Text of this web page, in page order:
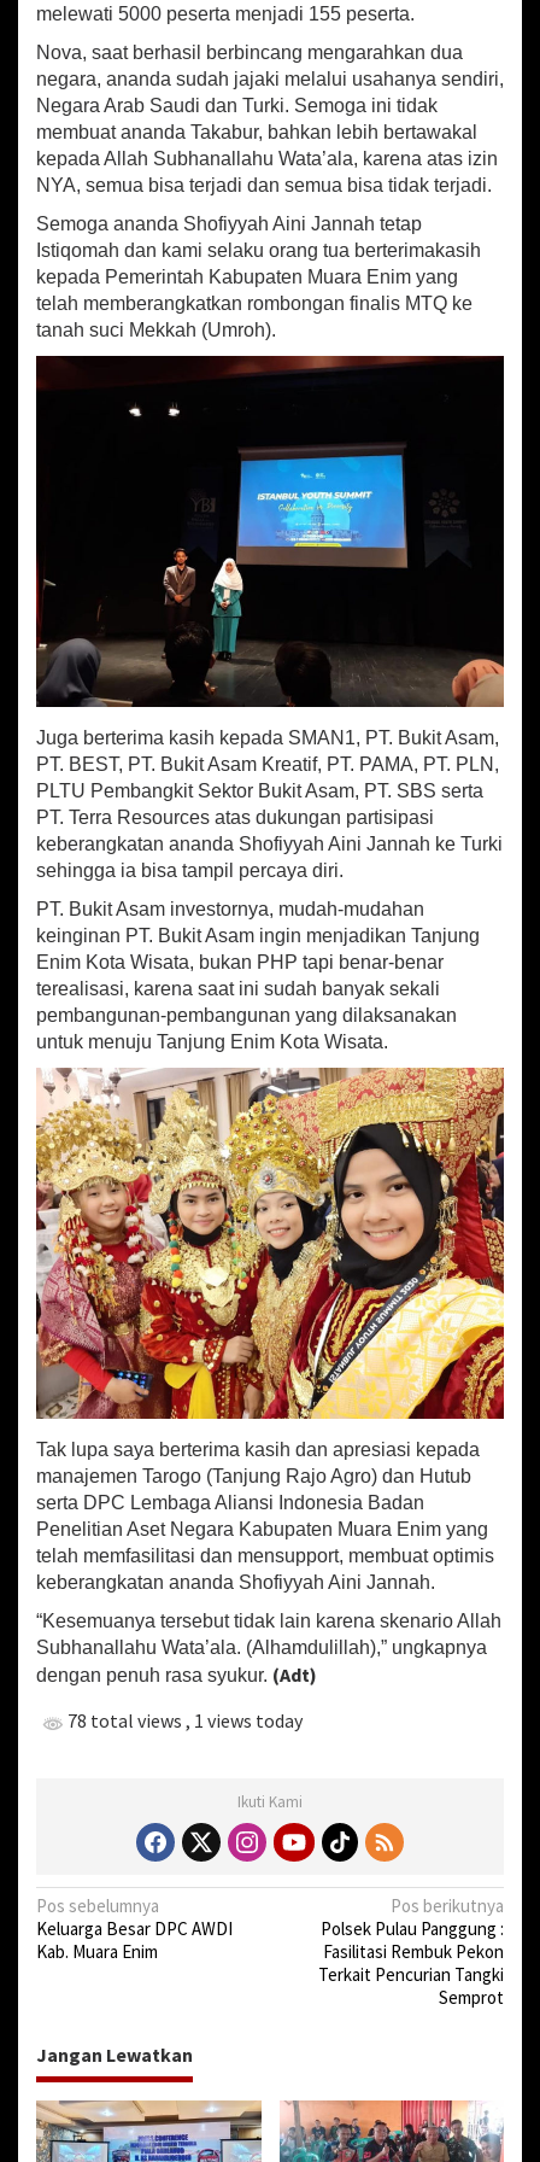
melewati 5000 peserta menjadi 155 peserta.
Nova, saat berhasil berbincang mengarahkan dua
negara, ananda sudah jajaki melalui usahanya sendiri,
Negara Arab Saudi dan Turki. Semoga ini tidak
membuat ananda Takabur, bahkan lebih bertawakal
kepada Allah Subhanallahu Wata’ala, karena atas izin
NYA, semua bisa terjadi dan semua bisa tidak terjadi.
Semoga ananda Shofiyyah Aini Jannah tetap
Istiqomah dan kami selaku orang tua berterimakasih
kepada Pemerintah Kabupaten Muara Enim yang
telah memberangkatkan rombongan finalis MTQ ke
tanah suci Mekkah (Umroh).
Juga berterima kasih kepada SMAN1, PT. Bukit Asam,
PT. BEST, PT. Bukit Asam Kreatif, PT. PAMA, PT. PLN,
PLTU Pembangkit Sektor Bukit Asam, PT. SBS serta
PT. Terra Resources atas dukungan partisipasi
keberangkatan ananda Shofiyyah Aini Jannah ke Turki
sehingga ia bisa tampil percaya diri.
PT. Bukit Asam investornya, mudah-mudahan
keinginan PT. Bukit Asam ingin menjadikan Tanjung
Enim Kota Wisata, bukan PHP tapi benar-benar
terealisasi, karena saat ini sudah banyak sekali
pembangunan-pembangunan yang dilaksanakan
untuk menuju Tanjung Enim Kota Wisata.
Tak lupa saya berterima kasih dan apresiasi kepada
manajemen Tarogo (Tanjung Rajo Agro) dan Hutub
serta DPC Lembaga Aliansi Indonesia Badan
Penelitian Aset Negara Kabupaten Muara Enim yang
telah memfasilitasi dan mensupport, membuat optimis
keberangkatan ananda Shofiyyah Aini Jannah.
“Kesemuanya tersebut tidak lain karena skenario Allah
Subhanallahu Wata’ala. (Alhamdulillah),” ungkapnya
dengan penuh rasa syukur. (Adt)
78 total views , 1 views today
Ikuti Kami
N
a
g
a
s
i
Pos sebelumnya
Keluarga Besar DPC AWDI
Kab. Muara Enim
Pos berikutnya
Polsek Pulau Panggung :
Fasilitasi Rembuk Pekon
Terkait Pencurian Tangki
Semprot
Jangan Lewatkan